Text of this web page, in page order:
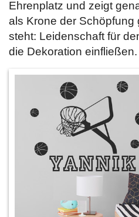
Ehrenplatz und zeigt
als Krone der Schöpfung
steht: Leidenschaft für
die Dekoration einfließen.